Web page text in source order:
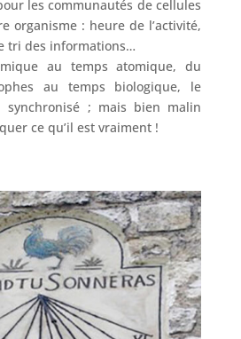
les communautés de cellules
organisme : heure de l’activité,
tri des informations…
au temps atomique, du
au temps biologique, le
synchronisé ; mais bien malin
ce qu’il est vraiment !